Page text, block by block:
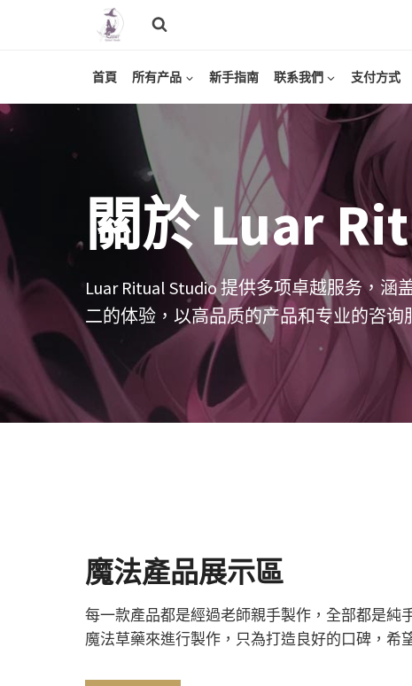
首頁 所有产品 新手指南 联系我們 支付方式
關於 Luar
Luar Ritual Studio 提供多项卓越服务，
二的体验，以高品质的产品和专业的咨询
魔法產品展示區
每一款產品都是經過老師親手製作，全部都是純
魔法草藥來進行製作，只為打造良好的口碑，希